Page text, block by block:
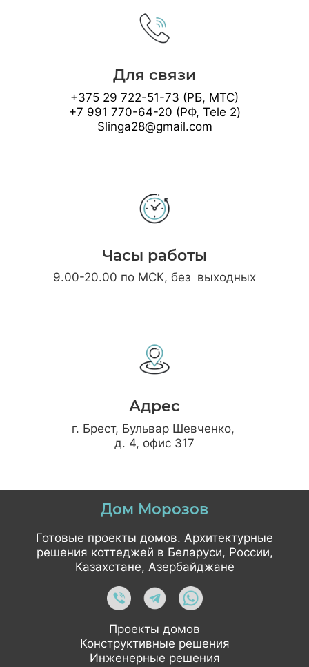
Для связи
+375 29 722-51-73 (РБ, МТС)
+7 991 770-64-20 (РФ, Tele 2)
Slinga28@gmail.com
Часы работы
9.00-20.00 по МСК, без выходных
Адрес
г. Брест, Бульвар Шевченко,
д. 4, офис 317
Дом Морозов
Готовые проекты домов. Архитектурные
решения коттеджей в Беларуси, России,
Казахстане, Азербайджане
Проекты домов
Конструктивные решения
Инженерные решения